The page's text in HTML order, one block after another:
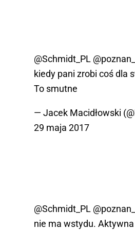
@Schmidt_PL
kiedy pani zrobi coś dla
To smutne
— Jacek Macidłowski
29 maja 2017
@Schmidt_PL
nie ma wstydu.